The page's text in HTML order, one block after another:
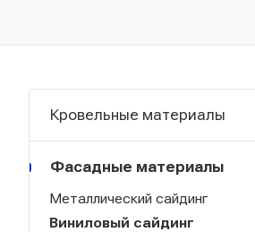
Кровельные материалы
Фасадные материалы
Металлический сайдинг
Виниловый сайдинг